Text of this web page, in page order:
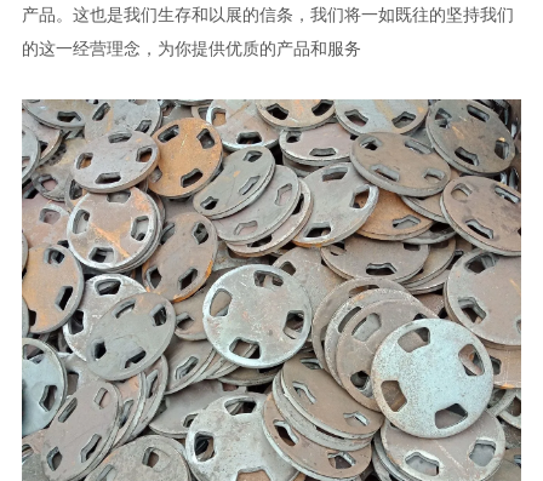
产品。这也是我们生存和以展的信条，我们将一如既往的坚持我们
的这一经营理念，为你提供优质的产品和服务